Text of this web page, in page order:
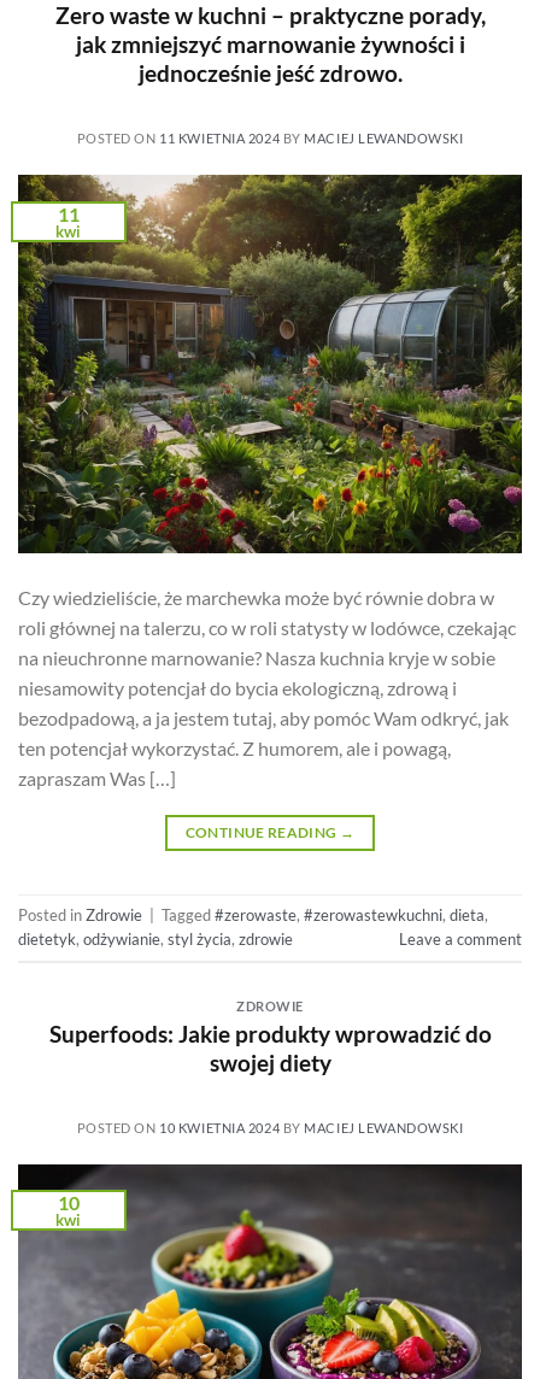
Zero waste w kuchni – praktyczne porady,
jak zmniejszyć marnowanie żywności i
jednocześnie jeść zdrowo.
POSTED ON 11 KWIETNIA 2024 BY MACIEJ LEWANDOWSKI
11
kwi
Czy wiedzieliście, że marchewka może być równie dobra w
roli głównej na talerzu, co w roli statysty w lodówce, czekając
na nieuchronne marnowanie? Nasza kuchnia kryje w sobie
niesamowity potencjał do bycia ekologiczną, zdrową i
bezodpadową, a ja jestem tutaj, aby pomóc Wam odkryć, jak
ten potencjał wykorzystać. Z humorem, ale i powagą,
zapraszam Was […]
CONTINUE READING →
Posted inZdrowie Tagged#zerowaste, #zerowastewkuchni, dieta,
dietetyk, odżywianie, styl życia, zdrowie Leave a comment
ZDROWIE
Superfoods: Jakie produkty wprowadzić do
swojej diety
POSTED ON 10 KWIETNIA 2024 BY MACIEJ LEWANDOWSKI
10
kwi